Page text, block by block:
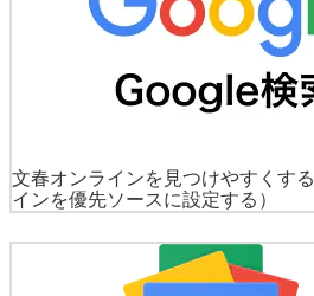
文春オンラインを見つけやすくする
インを優先ソースに設定する）